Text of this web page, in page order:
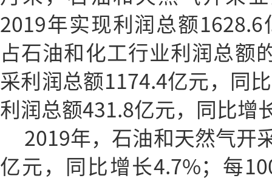
2019年实现利润总额
占石油和化工行业利润总额
采利润总额1174.4亿元，同
利润总额431.8亿元，同比增
2019年，石油和天然气开
亿元，同比增长4.7%；每